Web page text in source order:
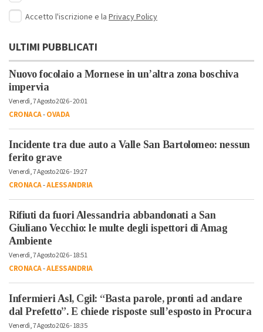
Accetto l'iscrizione e la Privacy Policy
ULTIMI PUBBLICATI
Nuovo focolaio a Mornese in un’altra zona boschiva
impervia
Venerdì, 7 Agosto 2026 - 20:01
CRONACA-OVADA
Incidente tra due auto a Valle San Bartolomeo: nessun
ferito grave
Venerdì, 7 Agosto 2026 - 19:27
CRONACA-ALESSANDRIA
Rifiuti da fuori Alessandria abbandonati a San
Giuliano Vecchio: le multe degli ispettori di Amag
Ambiente
Venerdì, 7 Agosto 2026 - 18:51
CRONACA-ALESSANDRIA
Infermieri Asl, Cgil: “Basta parole, pronti ad andare
dal Prefetto”. E chiede risposte sull’esposto in Procura
Venerdì, 7 Agosto 2026 - 18:35